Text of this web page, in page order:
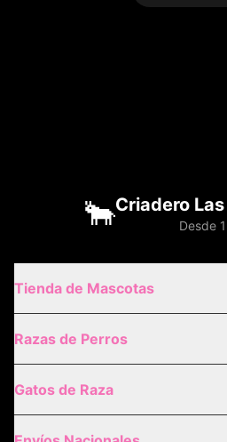
🐂Criadero
Desde
Tienda de Mascotas
Razas de Perros
Gatos de Raza